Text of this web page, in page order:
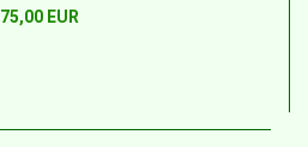
75,00 EUR